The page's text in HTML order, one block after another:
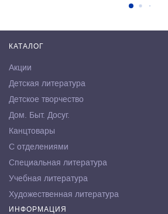
КАТАЛОГ
Акции
Детская литература
Детское творчество
Дом. Быт. Досуг.
Канцтовары
С отделениями
Специальная литература
Учебная литература
Художественная литература
ИНФОРМАЦИЯ